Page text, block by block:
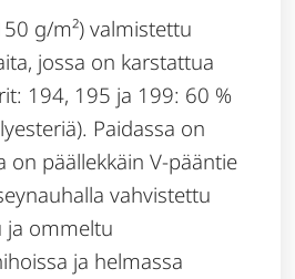
g/m²) valmistettu
jossa on karstattua
194, 195 ja 199: 60 %
Paidassa on
on päällekkäin V-pääntie
vahvistettu
ja ommeltu
ja helmassa